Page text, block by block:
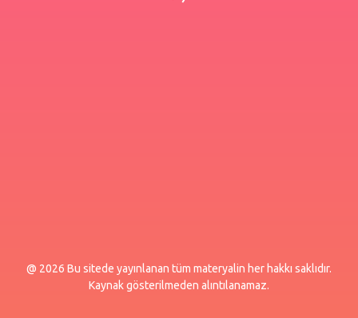
@ 2026 Bu sitede yayınlanan tüm materyalin her hakkı saklıdır.
Kaynak gösterilmeden alıntılanamaz.